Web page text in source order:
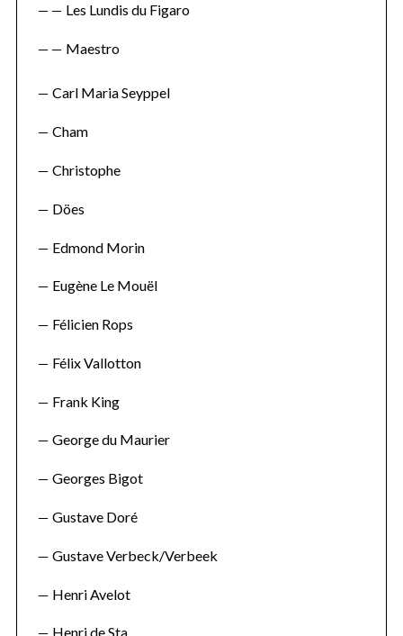
Les Lundis du Figaro
Maestro
Carl Maria Seyppel
Cham
Christophe
Döes
Edmond Morin
Eugène Le Mouël
Félicien Rops
Félix Vallotton
Frank King
George du Maurier
Georges Bigot
Gustave Doré
Gustave Verbeck/Verbeek
Henri Avelot
Henri de Sta